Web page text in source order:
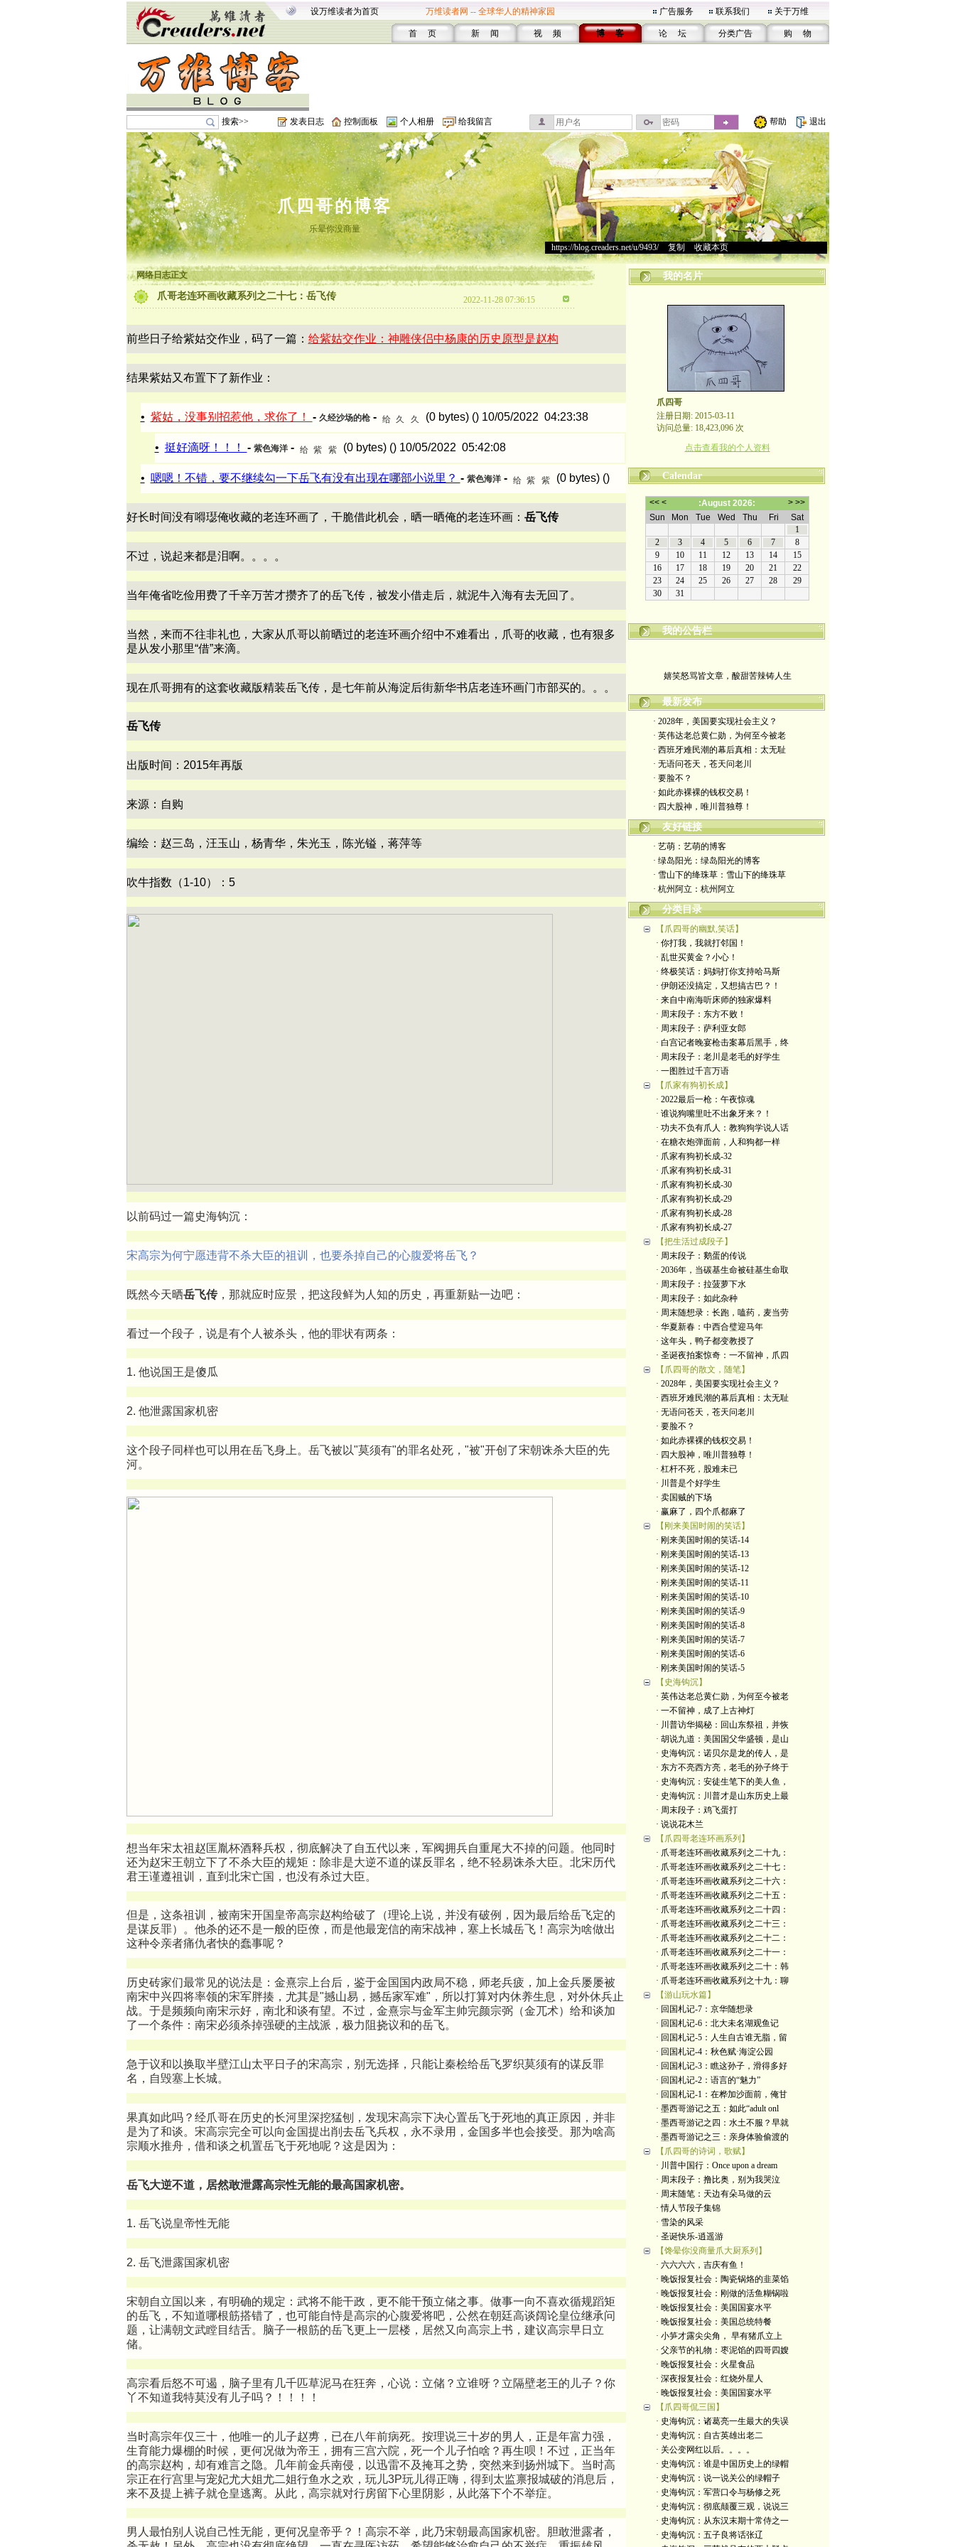
设万维读者为首页 万维读者网 -- 全球华人的精神家园 广告服务 联系我们 关于万维
首 页 新 闻 视 频 博 客 论 坛 分类广告 购 物
搜索>> 发表日志 控制面板 个人相册 给我留言 帮助 退出
爪四哥的博客
乐晕你没商量
https://blog.creaders.net/u/9493/> 复制 收藏本页
网络日志正文
爪哥老连环画收藏系列之二十七：岳飞传 2022-11-28 07:36:15
前些日子给紫姑交作业，码了一篇： 给紫姑交作业：神雕侠侣中杨康的历史原型是赵构
结果紫姑又布置下了新作业：
• 紫姑，没事别招惹他，求你了！ - 久经沙场的枪- (0 bytes) () 10/05/2022 04:23:38
• 挺好滴呀！！！ - 紫色海洋- (0 bytes) () 10/05/2022 05:42:08
• 嗯嗯！不错，要不继续勾一下岳飞有没有出现在哪部小说里？ - 紫色海洋- (0 bytes) ()
好长时间没有嘚璱俺收藏的老连环画了，干脆借此机会，晒一晒俺的老连环画： 岳飞传
不过，说起来都是泪啊。。。。
当年俺省吃俭用费了千辛万苦才攒齐了的岳飞传，被发小借走后，就泥牛入海有去无回了。
当然，来而不往非礼也，大家从爪哥以前晒过的老连环画介绍中不难看出，爪哥的收藏，也有狠多
是从发小那里“借”来滴。
现在爪哥拥有的这套收藏版精装岳飞传，是七年前从海淀后街新华书店老连环画门市部买的。。。
岳飞传
出版时间：2015年再版
来源：自购
编绘：赵三岛，汪玉山，杨青华，朱光玉，陈光镒，蒋萍等
吹牛指数（1-10）：5
以前码过一篇史海钩沉：
宋高宗为何宁愿违背不杀大臣的祖训，也要杀掉自己的心腹爱将岳飞？
既然今天晒岳飞传，那就应时应景，把这段鲜为人知的历史，再重新贴一边吧：
看过一个段子，说是有个人被杀头，他的罪状有两条：
1. 他说国王是傻瓜
2. 他泄露国家机密
这个段子同样也可以用在岳飞身上。岳飞被以"莫须有"的罪名处死，"被"开创了宋朝诛杀大臣的先
河。
想当年宋太祖赵匡胤杯酒释兵权，彻底解决了自五代以来，军阀拥兵自重尾大不掉的问题。他同时
还为赵宋王朝立下了不杀大臣的规矩：除非是大逆不道的谋反罪名，绝不轻易诛杀大臣。北宋历代
君王谨遵祖训，直到北宋亡国，也没有杀过大臣。
但是，这条祖训，被南宋开国皇帝高宗赵构给破了（理论上说，并没有破例，因为最后给岳飞定的
是谋反罪）。他杀的还不是一般的臣僚，而是他最宠信的南宋战神，塞上长城岳飞！高宗为啥做出
这种令亲者痛仇者快的蠢事呢？
历史砖家们最常见的说法是：金熹宗上台后，鉴于金国国内政局不稳，师老兵疲，加上金兵屡屡被
南宋中兴四将率领的宋军胖揍，尤其是"撼山易，撼岳家军难"，所以打算对内休养生息，对外休兵止
战。于是频频向南宋示好，南北和谈有望。不过，金熹宗与金军主帅完颜宗弼（金兀术）给和谈加
了一个条件：南宋必须杀掉强硬的主战派，极力阻挠议和的岳飞。
急于议和以换取半壁江山太平日子的宋高宗，别无选择，只能让秦桧给岳飞罗织莫须有的谋反罪
名，自毁塞上长城。
果真如此吗？经爪哥在历史的长河里深挖猛刨，发现宋高宗下决心置岳飞于死地的真正原因，并非
是为了和谈。宋高宗完全可以向金国提出削去岳飞兵权，永不录用，金国多半也会接受。那为啥高
宗顺水推舟，借和谈之机置岳飞于死地呢？这是因为：
岳飞大逆不道，居然敢泄露高宗性无能的最高国家机密。
1. 岳飞说皇帝性无能
2. 岳飞泄露国家机密
宋朝自立国以来，有明确的规定：武将不能干政，更不能干预立储之事。做事一向不喜欢循规蹈矩
的岳飞，不知道哪根筋搭错了，也可能自恃是高宗的心腹爱将吧，公然在朝廷高谈阔论皇位继承问
题，让满朝文武瞠目结舌。脑子一根筋的岳飞更上一层楼，居然又向高宗上书，建议高宗早日立
储。
高宗看后怒不可遏，脑子里有几千匹草泥马在狂奔，心说：立储？立谁呀？立隔壁老王的儿子？你
丫不知道我特莫没有儿子吗？！！！！
当时高宗年仅三十，他唯一的儿子赵旉，已在八年前病死。按理说三十岁的男人，正是年富力强，
生育能力爆棚的时候，更何况做为帝王，拥有三宫六院，死一个儿子怕啥？再生呗！不过，正当年
的高宗赵构，却有难言之隐。几年前金兵南侵，以迅雷不及掩耳之势，突然来到扬州城下。当时高
宗正在行宫里与宠妃尤大姐尤二姐行鱼水之欢，玩儿3P玩儿得正嗨，得到太监禀报城破的消息后，
来不及提上裤子就仓皇逃离。从此，高宗就对行房留下心里阴影，从此落下个不举症。
男人最怕别人说自己性无能，更何况皇帝乎？！高宗不举，此乃宋朝最高国家机密。胆敢泄露者，
我的名片
爪四哥
注册日期: 2015-03-11
访问总量: 18,423,096 次
点击查看我的个人资料
Calendar
我的公告栏
最新发布
· 2028年，美国要实现社会主义？
· 英伟达老总黄仁勋，为何至今被老
· 西班牙难民潮的幕后真相：太无耻
· 无语问苍天，苍天问老川
· 要脸不？
· 如此赤裸裸的钱权交易！
· 四大股神，唯川普独尊！
友好链接
· 艺萌：艺萌的博客
· 绿岛阳光：绿岛阳光的博客
· 雪山下的绛珠草：雪山下的绛珠草
· 杭州阿立：杭州阿立
分类目录
【爪四哥的幽默,笑话】
· 你打我，我就打邻国！
· 乱世买黄金？小心！
· 终极笑话：妈妈打你支持哈马斯
· 伊朗还没搞定，又想搞古巴？！
· 来自中南海听床师的独家爆料
· 周末段子：东方不败！
· 周末段子：萨利亚女郎
· 白宫记者晚宴枪击案幕后黑手，终
· 周末段子：老川是老毛的好学生
· 一图胜过千言万语
【爪家有狗初长成】
· 2022最后一枪：午夜惊魂
· 谁说狗嘴里吐不出象牙来？！
· 功夫不负有爪人：教狗狗学说人话
· 在糖衣炮弹面前，人和狗都一样
· 爪家有狗初长成-32
· 爪家有狗初长成-31
· 爪家有狗初长成-30
· 爪家有狗初长成-29
· 爪家有狗初长成-28
· 爪家有狗初长成-27
【把生活过成段子】
· 周末段子：鹅蛋的传说
· 2036年，当碳基生命被硅基生命取
· 周末段子：拉菠萝下水
· 周末段子：如此杂种
· 周末随想录：长跑，嗑药，麦当劳
· 华夏新春：中西合璧迎马年
· 这年头，鸭子都变教授了
· 圣诞夜拍案惊奇：一不留神，爪四
【爪四哥的散文，随笔】
· 2028年，美国要实现社会主义？
· 西班牙难民潮的幕后真相：太无耻
· 无语问苍天，苍天问老川
· 要脸不？
· 如此赤裸裸的钱权交易！
· 四大股神，唯川普独尊！
· 杠杆不死，股难未已
· 川普是个好学生
· 卖国贼的下场
· 赢麻了，四个爪都麻了
【刚来美国时闹的笑话】
· 刚来美国时闹的笑话-14
· 刚来美国时闹的笑话-13
· 刚来美国时闹的笑话-12
· 刚来美国时闹的笑话-11
· 刚来美国时闹的笑话-10
· 刚来美国时闹的笑话-9
· 刚来美国时闹的笑话-8
· 刚来美国时闹的笑话-7
· 刚来美国时闹的笑话-6
· 刚来美国时闹的笑话-5
【史海钩沉】
· 英伟达老总黄仁勋，为何至今被老
· 一不留神，成了上古神灯
· 川普访华揭秘：回山东祭祖，并恢
· 胡说九道：美国国父华盛顿，是山
· 史海钩沉：诺贝尔是龙的传人，是
· 东方不亮西方亮，老毛的孙子终于
· 史海钩沉：安徒生笔下的美人鱼，
· 史海钩沉：川普才是山东历史上最
· 周末段子：鸡飞蛋打
· 说说花木兰
【爪四哥老连环画系列】
· 爪哥老连环画收藏系列之二十九：
· 爪哥老连环画收藏系列之二十七：
· 爪哥老连环画收藏系列之二十六：
· 爪哥老连环画收藏系列之二十五：
· 爪哥老连环画收藏系列之二十四：
· 爪哥老连环画收藏系列之二十三：
· 爪哥老连环画收藏系列之二十二：
· 爪哥老连环画收藏系列之二十一：
· 爪哥老连环画收藏系列之二十：韩
· 爪哥老连环画收藏系列之十九：聊
【游山玩水篇】
· 回国札记-7：京华随想录
· 回国札记-6：北大未名湖观鱼记
· 回国札记-5：人生自古谁无脂，留
· 回国札记-4：秋色赋·海淀公园
· 回国札记-3：瞧这孙子，滑得多好
· 回国札记-2：语言的“魅力”
· 回国札记-1：在桦加沙面前，俺甘
· 墨西哥游记之五：如此“adult onl
· 墨西哥游记之四：水土不服？早就
· 墨西哥游记之三：亲身体验偷渡的
【爪四哥的诗词，歌赋】
· 川普中国行：Once upon a dream
· 周末段子：撸比奥，别为我哭泣
· 周末随笔：天边有朵马做的云
· 情人节段子集锦
· 雪染的风采
· 圣诞快乐-逍遥游
【馋晕你没商量爪大厨系列】
· 六六六六，吉庆有鱼！
· 晚饭报复社会：陶瓷锅烙的韭菜馅
· 晚饭报复社会：刚做的活鱼糊锅啦
· 晚饭报复社会：美国国宴水平
· 晚饭报复社会：美国总统特餐
· 小笋才露尖尖角， 早有猪爪立上
· 父亲节的礼物：枣泥馅的四哥四嫂
· 晚饭报复社会：火星食品
· 深夜报复社会：红烧外星人
· 晚饭报复社会：美国国宴水平
【爪四哥侃三国】
· 史海钩沉：诸葛亮一生最大的失误
· 史海钩沉：自古英雄出老二
· 关公变网红以后。。。。
· 史海钩沉：谁是中国历史上的绿帽
· 史海钩沉：说一说关公的绿帽子
· 史海钩沉：军营口令与杨修之死
· 史海钩沉：彻底颠覆三观，说说三
· 史海钩沉：从东汉末期十常侍之一
· 史海钩沉：五子良将话张辽